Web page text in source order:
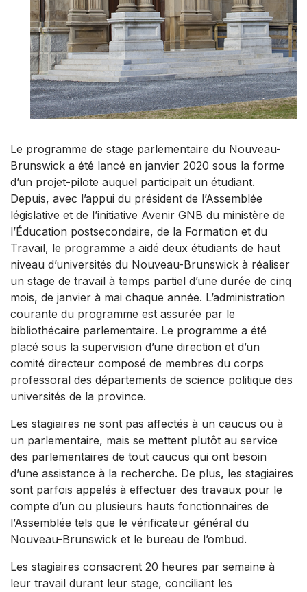
Le programme de stage parlementaire du Nouveau-
Brunswick a été lancé en janvier 2020 sous la forme
d’un projet-pilote auquel participait un étudiant.
Depuis, avec l’appui du président de l’Assemblée
législative et de l’initiative Avenir GNB du ministère de
l’Éducation postsecondaire, de la Formation et du
Travail, le programme a aidé deux étudiants de haut
niveau d’universités du Nouveau-Brunswick à réaliser
un stage de travail à temps partiel d’une durée de cinq
mois, de janvier à mai chaque année. L’administration
courante du programme est assurée par le
bibliothécaire parlementaire. Le programme a été
placé sous la supervision d’une direction et d’un
comité directeur composé de membres du corps
professoral des départements de science politique des
universités de la province.
Les stagiaires ne sont pas affectés à un caucus ou à
un parlementaire, mais se mettent plutôt au service
des parlementaires de tout caucus qui ont besoin
d’une assistance à la recherche. De plus, les stagiaires
sont parfois appelés à effectuer des travaux pour le
compte d’un ou plusieurs hauts fonctionnaires de
l’Assemblée tels que le vérificateur général du
Nouveau-Brunswick et le bureau de l’ombud.
Les stagiaires consacrent 20 heures par semaine à
leur travail durant leur stage, conciliant les